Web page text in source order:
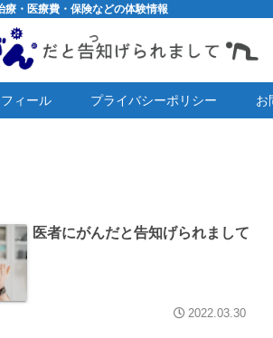
療・医療費・保険などの体験情報
ィール プライバシーポリシー お
医者にがんだと告知げられまして
2022.03.30